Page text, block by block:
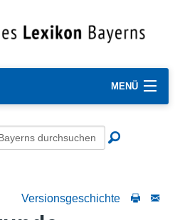
MENÜ
Versionsgeschichte